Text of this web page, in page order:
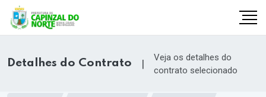
Detalhes do Contrato |
Veja os detalhes do
contrato selecionado